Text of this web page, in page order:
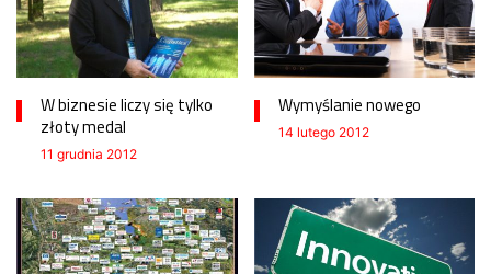
W biznesie liczy się tylko
złoty medal
11 grudnia 2012
Wymyślanie nowego
14 lutego 2012